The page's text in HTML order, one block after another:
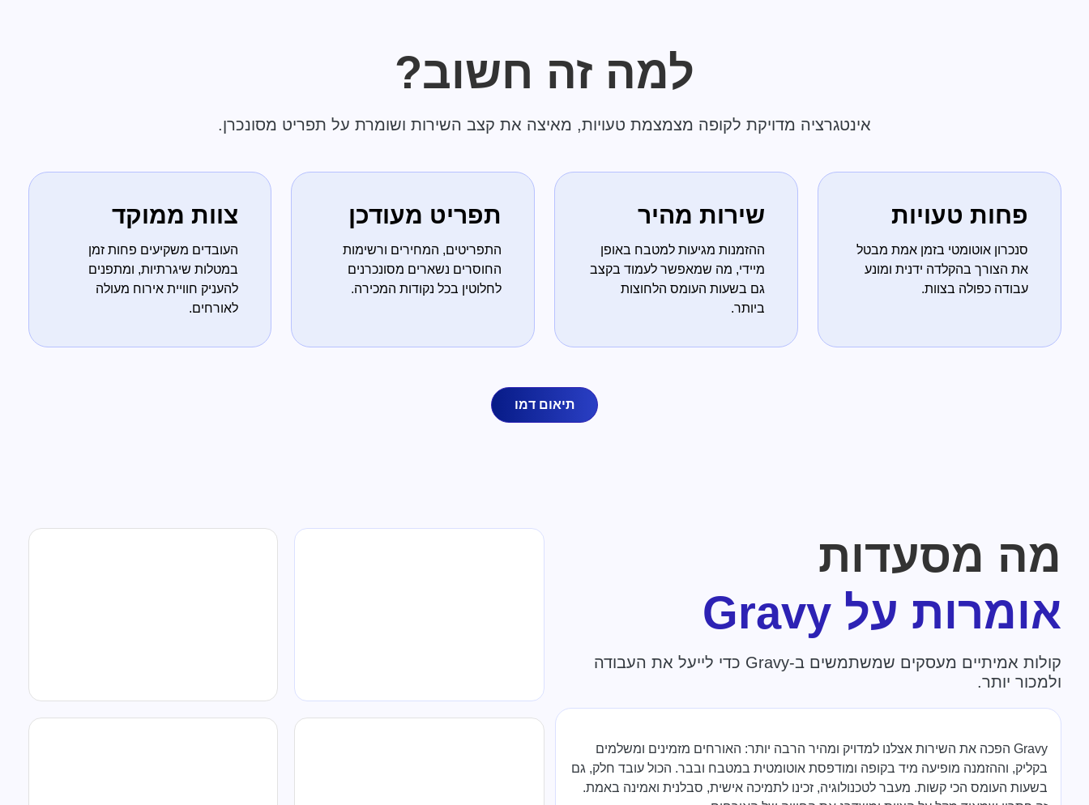
למה זה חשוב?
אינטגרציה מדויקת לקופה מצמצמת טעויות, מאיצה את קצב השירות ושומרת על תפריט מסונכרן.
פחות טעויות
סנכרון אוטומטי בזמן אמת מבטל
את הצורך בהקלדה ידנית ומונע
עבודה כפולה בצוות.
שירות מהיר
ההזמנות מגיעות למטבח באופן
מיידי, מה שמאפשר לעמוד בקצב
גם בשעות העומס הלחוצות
ביותר.
תפריט מעודכן
התפריטים, המחירים ורשימות
החוסרים נשארים מסונכרנים
לחלוטין בכל נקודות המכירה.
צוות ממוקד
העובדים משקיעים פחות זמן
במטלות שיגרתיות, ומתפנים
להעניק חוויית אירוח מעולה
לאורחים.
תיאום דמו
מה מסעדות
אומרות על Gravy
קולות אמיתיים מעסקים שמשתמשים ב-Gravy כדי לייעל את העבודה
ולמכור יותר.
Gravy הפכה את השירות אצלנו למדויק ומהיר הרבה יותר: האורחים מזמינים ומשלמים
בקליק, וההזמנה מופיעה מיד בקופה ומודפסת אוטומטית במטבח ובבר. הכול עובד חלק, גם
בשעות העומס הכי קשות. מעבר לטכנולוגיה, זכינו לתמיכה אישית, סבלנית ואמינה באמת.